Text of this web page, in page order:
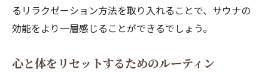
るリラクゼーション方法を取り入れることで、サウナの
効能をより一層感じることができるでしょう。
心と体をリセットするためのルーティン